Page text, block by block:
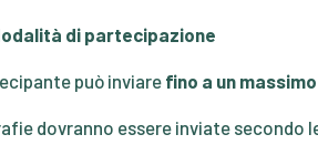
di partecipazione
può inviare fino a un
dovranno essere inviate secondo